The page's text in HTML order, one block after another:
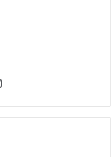
Instagram